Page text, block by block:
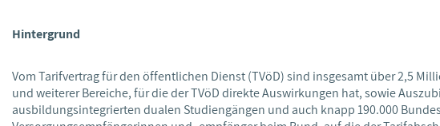
Hintergrund
Vom Tarifvertrag für den öffentlichen Dienst (TVöD) sind insgesamt über 2,5
und weiterer Bereiche, für die der TVöD direkte Auswirkungen hat, sowie
ausbildungsintegrierten dualen Studiengängen und auch knapp 190.000